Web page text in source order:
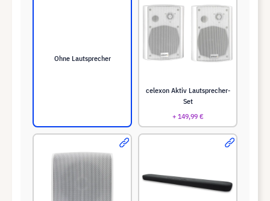
Ohne Lautsprecher
celexon Aktiv Lautsprecher-
Set
+ 149,99 €